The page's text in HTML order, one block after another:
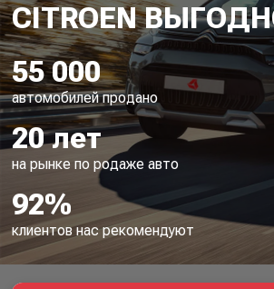
55 000
автомобилей продано
20 лет
на рынке по родаже авто
92%
клиентов нас рекомендуют